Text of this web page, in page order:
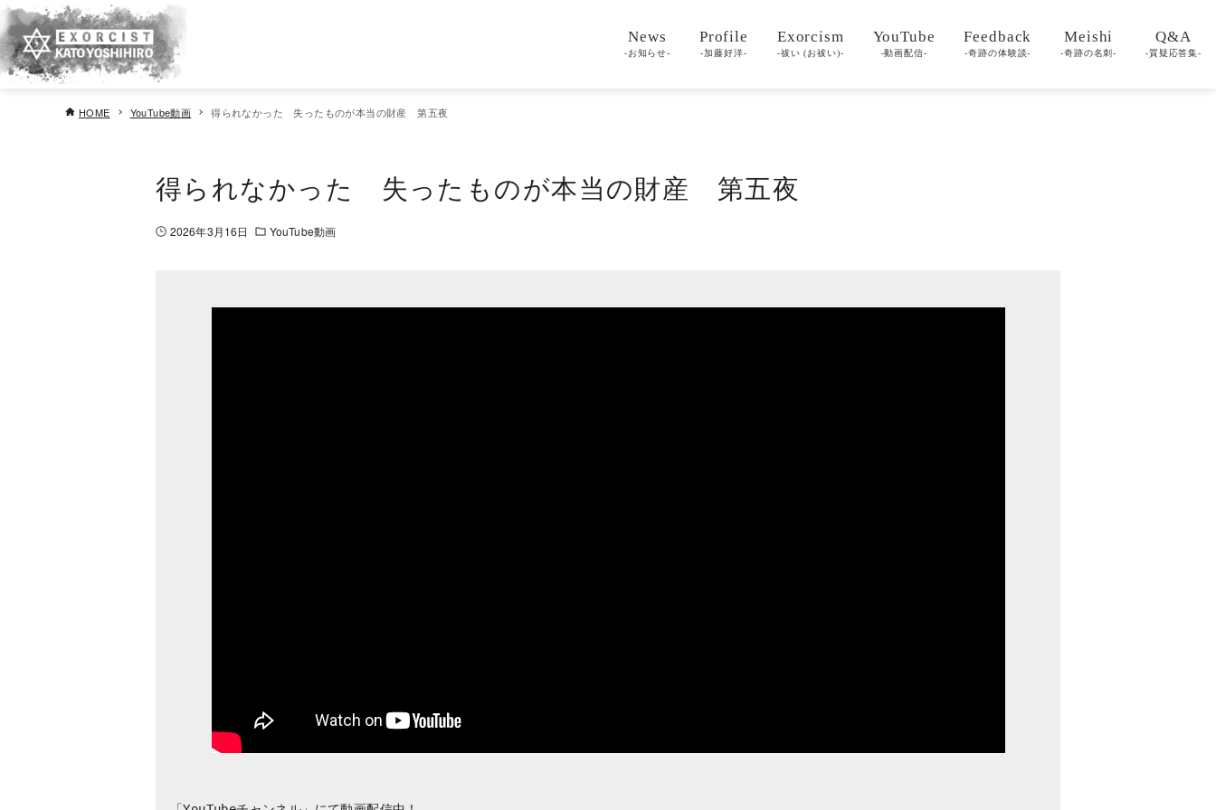
News
-お知らせ-
Profile
-加藤好洋-
Exorcism
-祓い (お祓い)-
YouTube
-動画配信-
Feedback
-奇跡の体験談-
Meishi
-奇跡の名刺-
Q&A
-質疑応答集-
HOME YouTube動画 得られなかった 失ったものが本当の財産 第五夜
得られなかった 失ったものが本当の財産 第五夜
2026年3月16日 YouTube動画